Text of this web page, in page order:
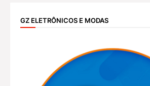
GZ ELETRÔNICOS E MODAS